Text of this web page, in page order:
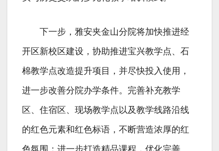
下一步，雅安夹金山分院将加快推进经
开区新校区建设，协助推进宝兴教学点、石
棉教学点改造提升项目，并尽快投入使用，
进一步改善分院办学条件。完善补充教学
区、住宿区、现场教学点以及教学线路沿线
的红色元素和红色标语，不断营造浓厚的红